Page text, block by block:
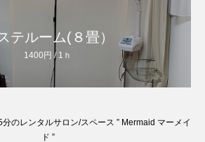
テルーム(８畳）
1400円 / 1ｈ
のレンタルサロン/スペース ” Mermaid マーメイ
ド ”